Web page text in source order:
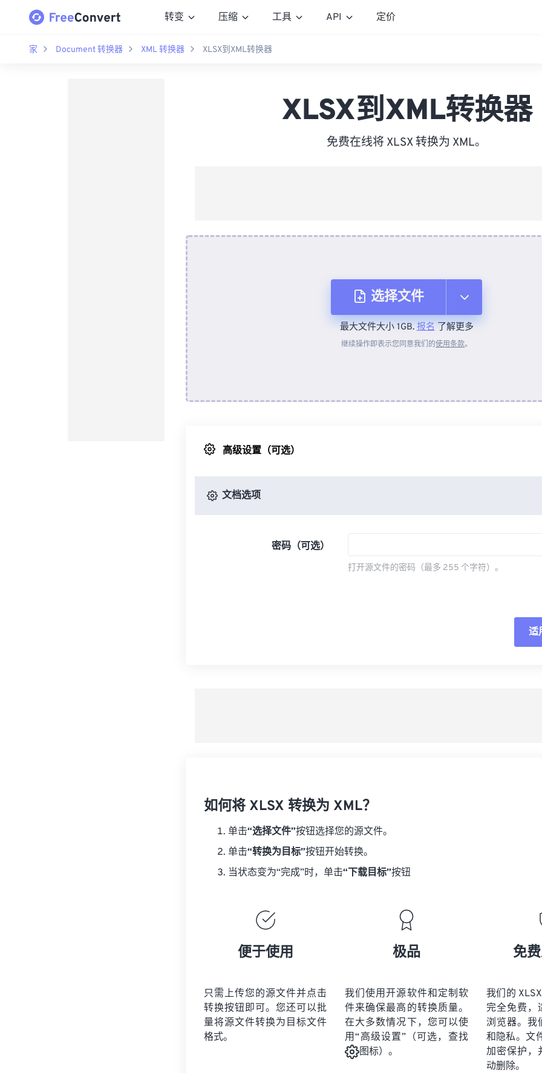
转变 压缩 工具 API 定价
家 Document 转换器 XML 转换器 XLSX到XML转换器
XLSX到XML转换器
免费在线将 XLSX 转换为 XML。
选择文件
从设备
最大文件大小 1GB.报名了解更多
继续操作即表示您同意我们的使用条款。
高级设置（可选）
文档选项
密码（可选）
打开源文件的密码（最多 255 个字符）。
适
如何将 XLSX 转换为 XML？
单击“选择文件”按钮选择您的源文件。
单击“转换为目标”按钮开始转换。
当状态变为“完成”时，单击“下载目标”按钮
便于使用
只需上传您的源文件并点击
转换按钮即可。您还可以批
量将源文件转换为目标文件
格式。
极品
我们使用开源软件和定制软
件来确保最高的转换质量。
在大多数情况下，您可以使
用“高级设置”（可选，查找
图标）。
免
我们的
完全免费，
浏览器。我
和隐私。文
加密保护，
动删除。